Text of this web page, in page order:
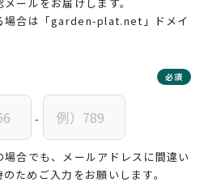
場合は「garden-plat.net」ドメイ
必須
-
合でも、メールアドレスに間違い
ためご入力をお願いします。